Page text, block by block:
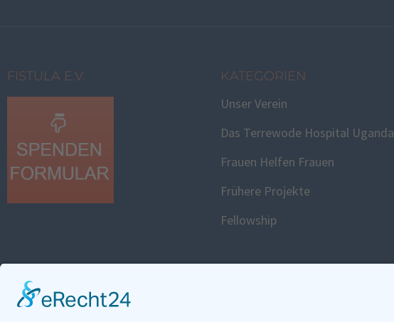
FISTULA E.V. KATEGORIEN
Unser Verein
Das Terrewode Hospital Uganda
Frauen Helfen Frauen
Frühere Projekte
Fellowship